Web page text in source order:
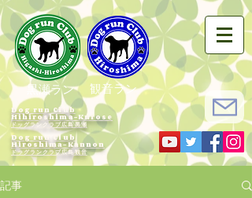
黒瀬ラン 観音ラン
Dog run Club
Hihiroshima-Kurose
ドッグランクラブ広島黒瀬
Dog run Club
Hiroshima-Kannon
​ドッグランクラブ広島観音
記事